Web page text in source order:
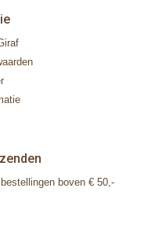
boven € 50,-